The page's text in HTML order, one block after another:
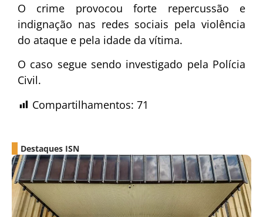
O crime provocou forte repercussão e
indignação nas redes sociais pela violência
do ataque e pela idade da vítima.
O caso segue sendo investigado pela Polícia
Civil.
Compartilhamentos: 71
Destaques ISN